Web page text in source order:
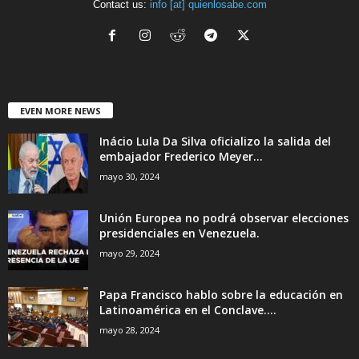
Contact us: info [at] quienlosabe.com
EVEN MORE NEWS
Inácio Lula Da Silva oficializo la salida del
embajador Frederico Meyer...
mayo 30, 2024
Unión Europea no podrá observar elecciones
presidenciales en Venezuela.
mayo 29, 2024
Papa Francisco hablo sobre la educación en
Latinoamérica en el Conclave....
mayo 28, 2024